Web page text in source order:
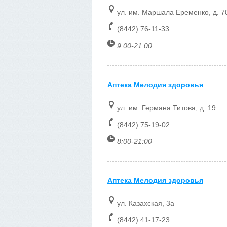
ул. им. Маршала Еременко, д.
(8442) 76-11-33
9:00-21:00
Аптека Мелодия здоровья
ул. им. Германа Титова, д. 19
(8442) 75-19-02
8:00-21:00
Аптека Мелодия здоровья
ул. Казахская, 3а
(8442) 41-17-23